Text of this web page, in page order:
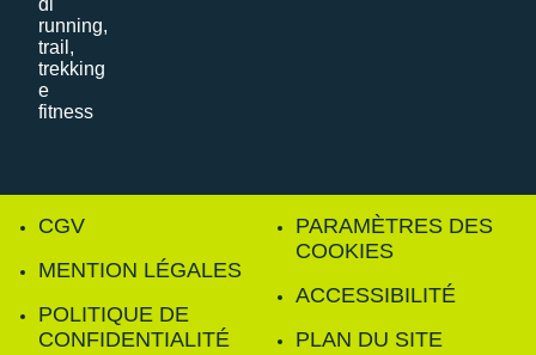
CGV
MENTION LÉGALES
POLITIQUE DE
CONFIDENTIALITÉ
PARAMÈTRES DES
COOKIES
ACCESSIBILITÉ
PLAN DU SITE